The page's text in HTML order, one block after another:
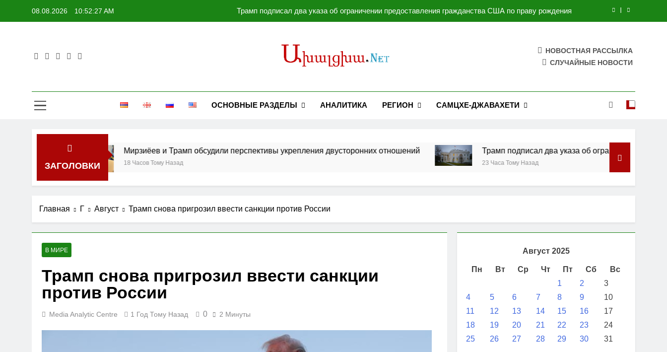
08.08.2026 10:52:27 AM Трамп подписал два указа об ограничении предоставления гражданства США по праву рождения
Зеленский поблагодарил Сенат США за принятие законопроекта о санкциях против РФНОВОСТНАЯ РАССЫЛКА
СЛУЧАЙНЫЕ НОВОСТИ
ОСНОВНЫЕ РАЗДЕЛЫ АНАЛИТИКА РЕГИОН САМЦХЕ-ДЖАВАХЕТИ
ЗАГОЛОВКИ
Мирзиёев и Трамп обсудили перспективы укрепления двусторонних отношений
18 Часов Тому Назад
Трамп подписал два указа об ограничении
23 Часа Тому Назад
Главная Г Август Трамп снова пригрозил ввести санкции против России
В МИРЕ
Трамп снова пригрозил ввести санкции
против России
Media Analytic Centre 1 Год Тому Назад 0 2 Минуты
Август 2025
Пн Вт Ср Чт Пт Сб
Вс
1
2
3
4
5 6 7 8 9
10
11
12 13 14 15 16
17
18
19 20 21 22 23
24
25
26 27 28 29 30 31